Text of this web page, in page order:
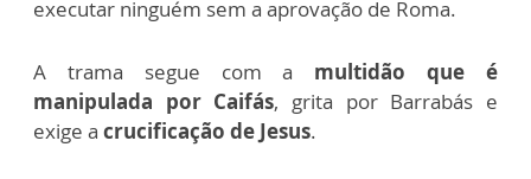
executar ninguém sem a aprovação de Roma.
A trama segue com a multidão que é
manipulada por Caifás, grita por Barrabás e
exige a crucificação de Jesus.